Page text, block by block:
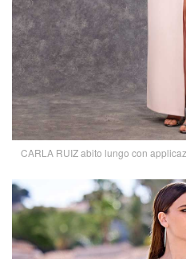
CARLA RUIZ abito lungo con